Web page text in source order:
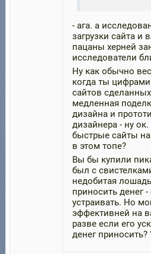
- ага. а
загрузки сайта и
пацаны херней
исследователи
Ну как обычно
когда ты
сайтов
медленная
дизайна и
дизайнера - ну
быстрые сайты
в этом топе?
Вы бы купили
был с
недобитая
приносить денег
устраивать. Но
эффективней на
разве если его
денег приносить?